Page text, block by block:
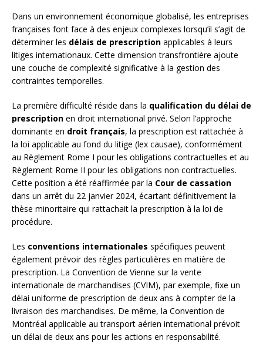
Dans un environnement économique globalisé, les entreprises
françaises font face à des enjeux complexes lorsqu’il s’agit de
déterminer les délais de prescription applicables à leurs
litiges internationaux. Cette dimension transfrontière ajoute
une couche de complexité significative à la gestion des
contraintes temporelles.
La première difficulté réside dans la qualification du délai de
prescription en droit international privé. Selon l’approche
dominante en droit français, la prescription est rattachée à
la loi applicable au fond du litige (lex causae), conformément
au Règlement Rome I pour les obligations contractuelles et au
Règlement Rome II pour les obligations non contractuelles.
Cette position a été réaffirmée par la Cour de cassation
dans un arrêt du 22 janvier 2024, écartant définitivement la
thèse minoritaire qui rattachait la prescription à la loi de
procédure.
Les conventions internationales spécifiques peuvent
également prévoir des règles particulières en matière de
prescription. La Convention de Vienne sur la vente
internationale de marchandises (CVIM), par exemple, fixe un
délai uniforme de prescription de deux ans à compter de la
livraison des marchandises. De même, la Convention de
Montréal applicable au transport aérien international prévoit
un délai de deux ans pour les actions en responsabilité.